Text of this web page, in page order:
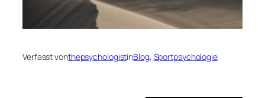
Verfasst vonthepsychologistinBlog, Sportpsychologie